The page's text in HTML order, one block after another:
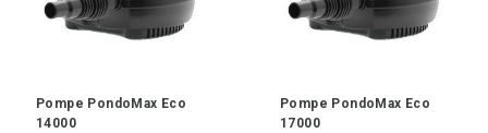
Pompe PondoMax Eco
14000
Pompe PondoMax Eco
17000